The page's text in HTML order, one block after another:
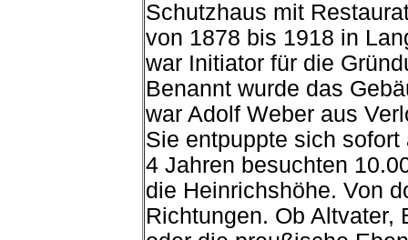
Schutzhaus mit
von 1878 bis 1918 in
war Initiator für die
Benannt wurde das
war Adolf Weber aus
Sie entpuppte sich
4 Jahren besuchten
die Heinrichshöhe. Von
Richtungen. Ob Altvater,